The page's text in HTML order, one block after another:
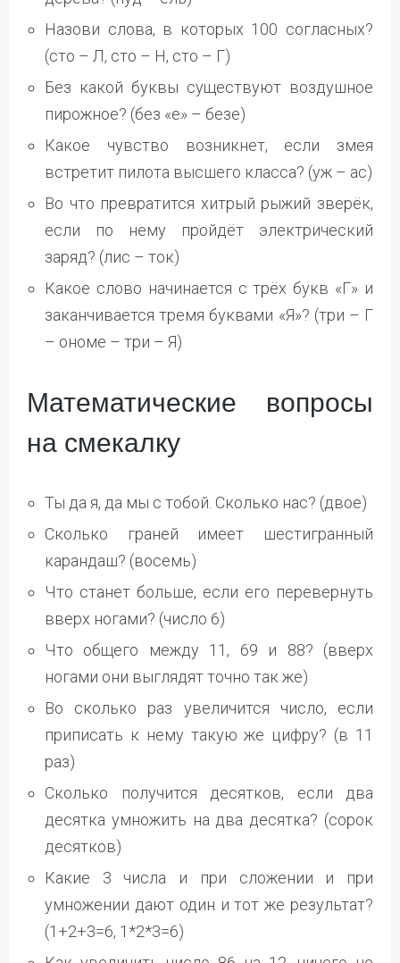
Назови слова, в которых 100 согласных?
(сто – Л, сто – Н, сто – Г)
Без какой буквы существуют воздушное
пирожное? (без «е» – безе)
Какое чувство возникнет, если змея
встретит пилота высшего класса? (уж – ас)
Во что превратится хитрый рыжий зверёк,
если по нему пройдёт электрический
заряд? (лис – ток)
Какое слово начинается с трёх букв «Г» и
заканчивается тремя буквами «Я»? (три – Г
– ономе – три – Я)
Математические вопросы
на смекалку
Ты да я, да мы с тобой. Сколько нас? (двое)
Сколько граней имеет шестигранный
карандаш? (восемь)
Что станет больше, если его перевернуть
вверх ногами? (число 6)
Что общего между 11, 69 и 88? (вверх
ногами они выглядят точно так же)
Во сколько раз увеличится число, если
приписать к нему такую же цифру? (в 11
раз)
Сколько получится десятков, если два
десятка умножить на два десятка? (сорок
десятков)
Какие 3 числа и при сложении и при
умножении дают один и тот же результат?
(1+2+3=6, 1*2*3=6)